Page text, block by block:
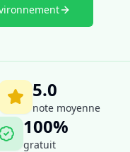
5.0
note moyenne
100%
gratuit